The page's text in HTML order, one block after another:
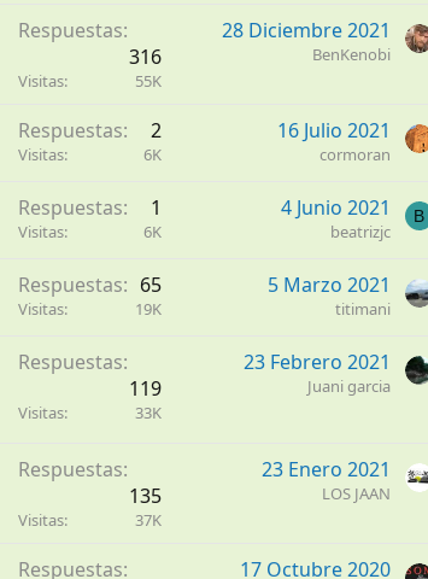
Respuestas
316
Visitas 55K
28 Diciembre 2021
BenKenobi
Respuestas 2
Visitas 6K
16 Julio 2021
cormoran
Respuestas 1
Visitas 6K
4 Junio 2021
beatrizjc
B
Respuestas 65
Visitas 19K
5 Marzo 2021
titimani
Respuestas
119
Visitas 33K
23 Febrero 2021
Juani garcia
Respuestas
135
Visitas 37K
23 Enero 2021
LOS JAAN
Respuestas
17 Octubre 2020